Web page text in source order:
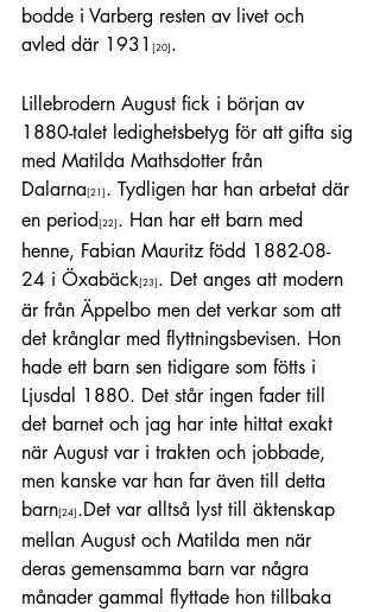
bodde i Varberg resten av livet och
avled där 1931 [20] .
Lillebrodern August fick i början av
1880-talet ledighetsbetyg för att gifta sig
med Matilda Mathsdotter från
Dalarna[21] . Tydligen har han arbetat där
en period[22] . Han har ett barn med
henne, Fabian Mauritz född 1882-08-
24 i Öxabäck[23] . Det anges att modern
är från Äppelbo men det verkar som att
det krånglar med flyttningsbevisen. Hon
hade ett barn sen tidigare som fötts i
Ljusdal 1880. Det står ingen fader till
det barnet och jag har inte hittat exakt
när August var i trakten och jobbade,
men kanske var han far även till detta
barn[24] .Det var alltså lyst till äktenskap
mellan August och Matilda men när
deras gemensamma barn var några
månader gammal flyttade hon tillbaka